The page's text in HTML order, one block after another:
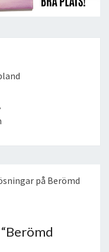
på Berömd
Berömd